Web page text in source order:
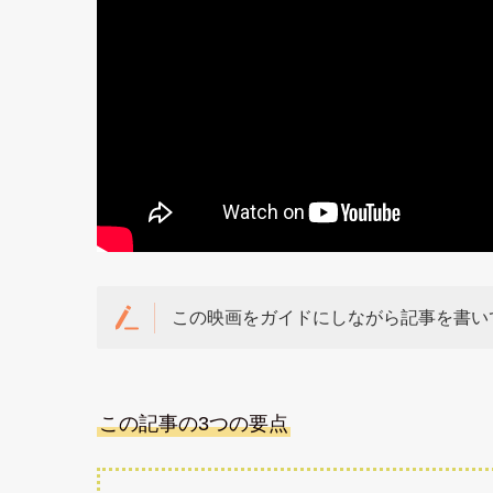
この映画をガイドにしながら記事を書
この記事の3つの要点